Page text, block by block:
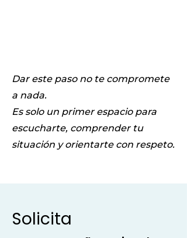
Dar este paso no te compromete
a nada.
Es solo un primer espacio para
escucharte, comprender tu
situación y orientarte con respeto.
Solicita